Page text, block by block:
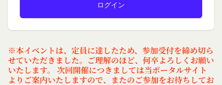
※本イベントは、定員に達したため、参加受付を締め切ら
せていただきました。ご理解のほど、何卒よろしくお願い
いたします。
次回開催につきましては当ポータルサイト
よりご案内いたしますので、またのご参加をお待ちしてお
メールアドレス、電話番号、住所等連絡先に関する
情報
ワード等のその他の情報
入力フォームその他当社が定める方法を通じてお客
様が入力または送信する情報
本利用規約に基づく利用契約を当社と締結している
方をいいます。
「利用者」
本利用規約に基づき、契約者が本サービスの利用を
認めた特定の法人、団体、個人の第三者をいいま
す。なお、利用者は契約者の事業のために本サービ
スを利用されているものとみなします。